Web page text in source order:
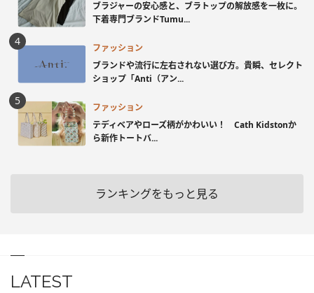
ブラジャーの安心感と、ブラトップの解放感を一枚に。
下着専門ブランドTumu...
ファッション
ブランドや流行に左右されない選び方。貴瞬、セレクト
ショップ「Anti（アン...
ファッション
テディベアやローズ柄がかわいい！ Cath Kidstonか
ら新作トートバ...
ランキングをもっと見る
LATEST